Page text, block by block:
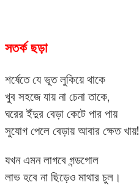
সতর্ক ছড়া
শর্ষেতে যে ভূত লুকিয়ে থাকে
খুব সহজে যায় না চেনা তাকে,
ঘরের ইঁদুর বেড়া কেটে পার পায়
সুযোগ পেলে বেড়ায় আবার ক্ষেত খায়!
যখন এমন লাগবে গন্ডগোল
লাভ হবে না ছিড়েও মাথার চুল।